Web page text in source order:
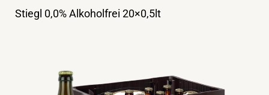
Stiegl 0,0% Alkoholfrei 20×0,5lt